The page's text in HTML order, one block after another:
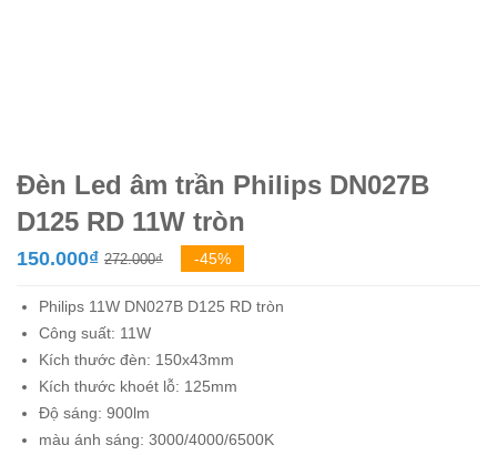
Đèn Led âm trần Philips DN027B
D125 RD 11W tròn
272.000₫Giá
là:
150.000₫
Giá
tại
150.000₫.
-45%
Philips 11W DN027B D125 RD tròn
Công suất: 11W
Kích thước đèn: 150x43mm
Kích thước khoét lỗ: 125mm
Độ sáng: 900lm
màu ánh sáng: 3000/4000/6500K